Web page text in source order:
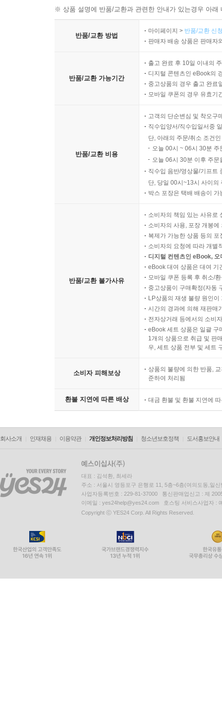
※ 상품 설명에 반품/교환과 관련한 안내가 있는경우 아
반품/교환 방법
마이페이지 > 반품/교환 신
판매자 배송 상품은 판매자
반품/교환 가능기간
출고 완료 후 10일 이내의
디지털 콘텐츠인 eBook의
중고상품의 경우 출고 완료
모바일 쿠폰의 경우 유효기
반품/교환 비용
고객의 단순변심 및 착오구
직수입양서/직수입일서중
단, 아래의 주문/취소 조건
오늘 00시 ~ 06시 30분
오늘 06시 30분 이후 주
직수입 음반/영상물/기프트
단, 당일 00시~13시 사이의
박스 포장은 택배 배송이
반품/교환 불가사유
소비자의 책임 있는 사유로
소비자의 사용, 포장 개봉
복제가 가능한 상품 등의
소비자의 요청에 따라 개별
디지털 컨텐츠인 eBook,
eBook 대여 상품은 대여 기
모바일 쿠폰 등록 후 취소/
중고상품이 구매확정(자동
LP상품의 재생 불량 원인
시간의 경과에 의해 재판매
전자상거래 등에서의 소비
eBook 세트 상품은 일괄 구
1개의 상품으로 취급 및 판
우, 세트 상품 전부 및 세트
소비자 피해보상
상품의 불량에 의한 반품,
준하여 처리됨
환불 지연에 따른 배상 대금 환불 및 환불 지연에
회사소개 인재채용 이용약관 개인정보처리방침 청소년보호정책 도서홍보안내
대표 : 김석환, 최세라
주소 : 서울시 영등포구 은행로 11, 5층~6층(여의도동,일신
사업자등록번호 : 229-81-37000 통신판매업신고 : 제
이메일 : yes24help@yes24.com 호스팅 서비스사업자 :
Copyright ⓒ YES24 Corp. All Rights Reserved.